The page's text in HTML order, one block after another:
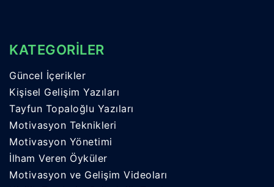
KATEGORİLER
Güncel İçerikler
Kişisel Gelişim Yazıları
Tayfun Topaloğlu Yazıları
Motivasyon Teknikleri
Motivasyon Yönetimi
İlham Veren Öyküler
Motivasyon ve Gelişim Videoları